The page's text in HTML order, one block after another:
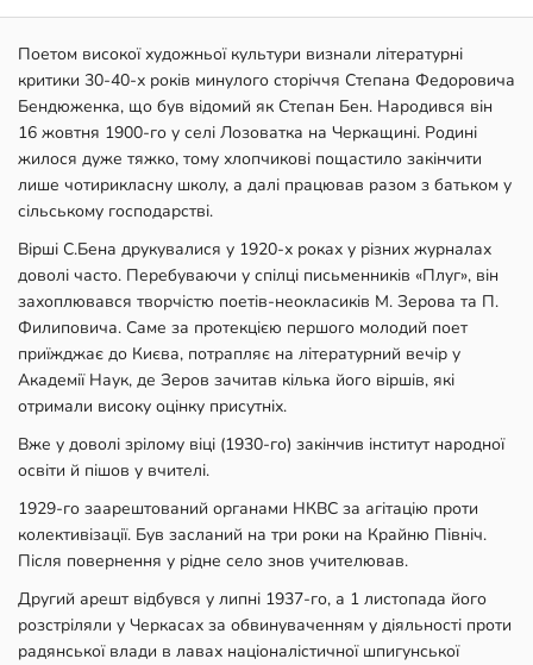
Поетом високої художньої культури визнали літературні
критики 30-40-х років минулого сторіччя Степана Федоровича
Бендюженка, що був відомий як Степан Бен. Народився він
16 жовтня 1900-го у селі Лозоватка на Черкащині. Родині
жилося дуже тяжко, тому хлопчикові пощастило закінчити
лише чотирикласну школу, а далі працював разом з батьком у
сільському господарстві.
Вірші С.Бена друкувалися у 1920-х роках у різних журналах
доволі часто. Перебуваючи у спілці письменників «Плуг», він
захоплювався творчістю поетів-неокласиків М. Зерова та П.
Филиповича. Саме за протекцією першого молодий поет
приїжджає до Києва, потрапляє на літературний вечір у
Академії Наук, де Зеров зачитав кілька його віршів, які
отримали високу оцінку присутніх.
Вже у доволі зрілому віці (1930-го) закінчив інститут народної
освіти й пішов у вчителі.
1929-го заарештований органами НКВС за агітацію проти
колективізації. Був засланий на три роки на Крайню Північ.
Після повернення у рідне село знов учителював.
Другий арешт відбувся у липні 1937-го, а 1 листопада його
розстріляли у Черкасах за обвинуваченням у діяльності проти
радянської влади в лавах націоналістичної шпигунської